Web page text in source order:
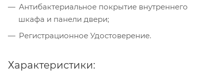
Антибактериальное покрытие внутреннего
шкафа и панели двери;
Регистрационное Удостоверение.
Характеристики: